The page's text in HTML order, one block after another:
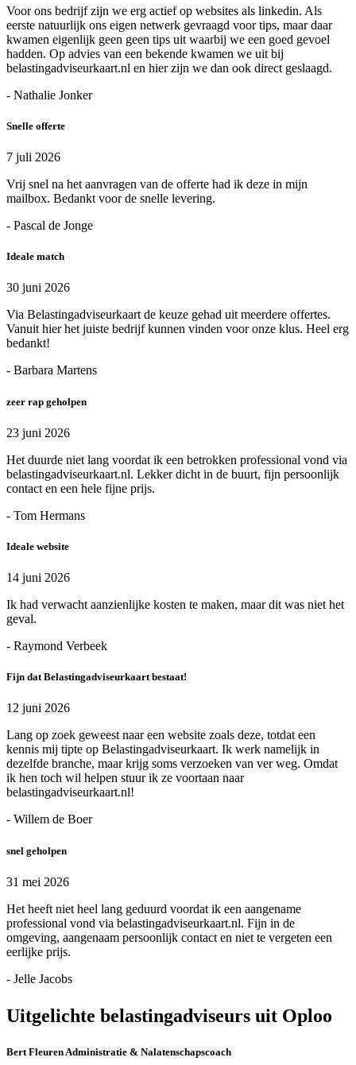
Voor ons bedrijf zijn we erg actief op websites als linkedin. Als
eerste natuurlijk ons eigen netwerk gevraagd voor tips, maar daar
kwamen eigenlijk geen geen tips uit waarbij we een goed gevoel
hadden. Op advies van een bekende kwamen we uit bij
belastingadviseurkaart.nl en hier zijn we dan ook direct geslaagd.
- Nathalie Jonker
Snelle offerte
7 juli 2026
Vrij snel na het aanvragen van de offerte had ik deze in mijn
mailbox. Bedankt voor de snelle levering.
- Pascal de Jonge
Ideale match
30 juni 2026
Via Belastingadviseurkaart de keuze gehad uit meerdere offertes.
Vanuit hier het juiste bedrijf kunnen vinden voor onze klus. Heel erg
bedankt!
- Barbara Martens
zeer rap geholpen
23 juni 2026
Het duurde niet lang voordat ik een betrokken professional vond via
belastingadviseurkaart.nl. Lekker dicht in de buurt, fijn persoonlijk
contact en een hele fijne prijs.
- Tom Hermans
Ideale website
14 juni 2026
Ik had verwacht aanzienlijke kosten te maken, maar dit was niet het
geval.
- Raymond Verbeek
Fijn dat Belastingadviseurkaart bestaat!
12 juni 2026
Lang op zoek geweest naar een website zoals deze, totdat een
kennis mij tipte op Belastingadviseurkaart. Ik werk namelijk in
dezelfde branche, maar krijg soms verzoeken van ver weg. Omdat
ik hen toch wil helpen stuur ik ze voortaan naar
belastingadviseurkaart.nl!
- Willem de Boer
snel geholpen
31 mei 2026
Het heeft niet heel lang geduurd voordat ik een aangename
professional vond via belastingadviseurkaart.nl. Fijn in de
omgeving, aangenaam persoonlijk contact en niet te vergeten een
eerlijke prijs.
- Jelle Jacobs
Uitgelichte belastingadviseurs uit Oploo
Bert Fleuren Administratie & Nalatenschapscoach